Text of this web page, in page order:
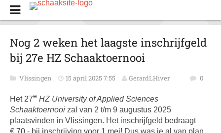
Nog 2 weken het laagste inschrijfgeld
bij 27e HZ Schaaktoernooi
Vlissingen 15 april 2025 7:55 GerardLHiver 0
Het 27e HZ University of Applied Sciences
Schaaktoernooi zal van 2 t/m 9 augustus 2025
plaatsvinden in Vlissingen. Het inschrijfgeld bedraagt
€ 70,- bij inschrijving voor 1 mei! Dus was je al van plan